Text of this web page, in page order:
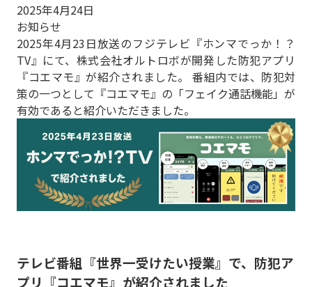
2025年4月24日
お知らせ
2025年4月23日放送のフジテレビ『ホンマでっか！？
TV』にて、株式会社オルトロボが開発した防犯アプリ
『コエマモ』が紹介されました。 番組内では、防犯対
策の一つとして『コエマモ』の「フェイク通話機能」が
有効であると紹介いただきました。
テレビ番組『世界一受けたい授業』で、防犯ア
プリ『コエマモ』が紹介されました